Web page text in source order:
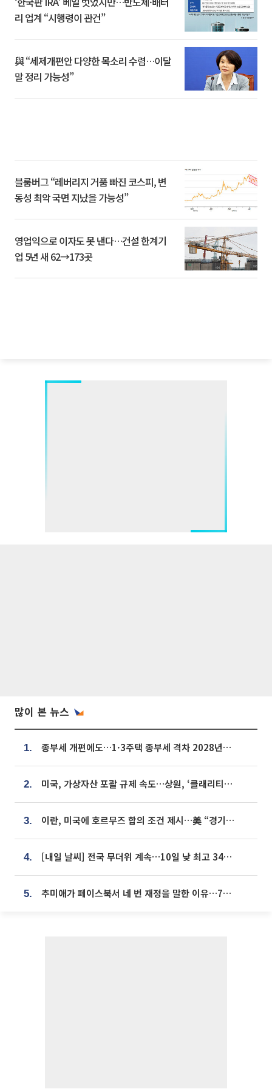
리 업계 “시행령이 관건”
與 “세제개편안 다양한 목소리 수렴…이달
말 정리 가능성”
블룸버그 “레버리지 거품 빠진 코스피, 변
동성 최악 국면 지났을 가능성”
영업익으로 이자도 못 낸다…건설 한계기
업 5년 새 62→173곳
많이 본 뉴스
1. 종부세 개편에도…1·3주택 종부세 격차 2028년부터 확대
2. 미국, 가상자산 포괄 규제 속도…상원, ‘클래리티법’ 9월 절차투표 추진
3. 이란, 미국에 호르무즈 합의 조건 제시…美 “경기 아직 안 끝나” [종합]
4. [내일 날씨] 전국 무더위 계속…10일 낮 최고 34도 육박
5. 추미애가 페이스북서 네 번 재정을 말한 이유…7700억 추경 열쇠는 도의회에